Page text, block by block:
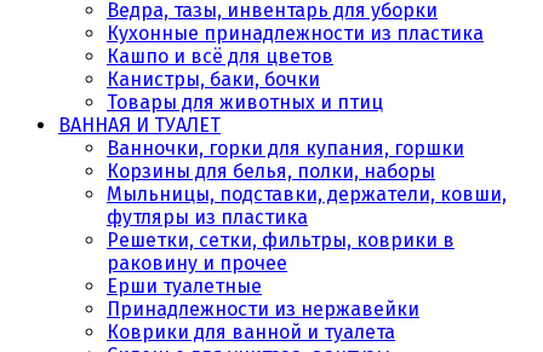
Ведра, тазы, инвентарь для уборки
Кухонные принадлежности из пластика
Кашпо и всё для цветов
Канистры, баки, бочки
Товары для животных и птиц
ВАННАЯ И ТУАЛЕТ
Ванночки, горки для купания, горшки
Корзины для белья, полки, наборы
Мыльницы, подставки, держатели, ковши,
футляры из пластика
Решетки, сетки, фильтры, коврики в
раковину и прочее
Ерши туалетные
Принадлежности из нержавейки
Коврики для ванной и туалета